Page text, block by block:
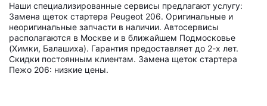
Наши специализированные сервисы предлагают услугу:
Замена щеток стартера Peugeot 206. Оригинальные и
неоригинальные запчасти в наличии. Автосервисы
располагаются в Москве и в ближайшем Подмосковье
(Химки, Балашиха). Гарантия предоставляет до 2-х лет.
Скидки постоянным клиентам. Замена щеток стартера
Пежо 206: низкие цены.